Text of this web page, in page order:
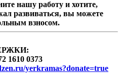
нашу работу и хотите,
развиваться, вы можете
взносом.
1610 0373
yerkramas?donate=true